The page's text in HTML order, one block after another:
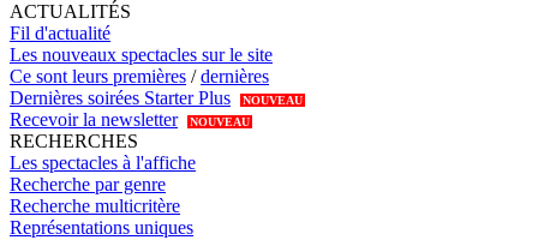
ACTUALITÉS
Fil d'actualité
Les nouveaux spectacles sur le site
Ce sont leurs premières /dernières
Dernières soirées Starter Plus
NOUVEAU
Recevoir la newsletter NOUVEAU
RECHERCHES
Les spectacles à l'affiche
Recherche par genre
Recherche multicritère
Représentations uniques